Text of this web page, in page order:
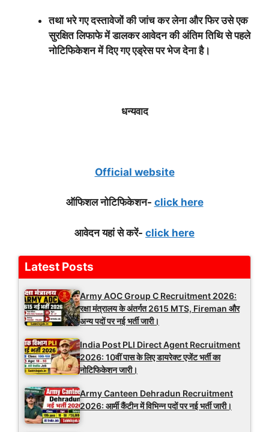
तथा भरे गए दस्तावेजों की जांच कर लेना और फिर उसे एक
सुरक्षित लिफाफे में डालकर आवेदन की अंतिम तिथि से पहले
नोटिफिकेशन में दिए गए एड्रेस पर भेज देना है।
धन्यवाद
Official website
ऑफिशल नोटिफिकेशन- click here
आवेदन यहां से करें- click here
Latest Posts
Army AOC Group C Recruitment 2026:
रक्षा मंत्रालय के अंतर्गत 2615 MTS, Fireman और
अन्य पदों पर नई भर्ती जारी।
India Post PLI Direct Agent Recruitment
2026: 10वीं पास के लिए डायरेक्ट एजेंट भर्ती का
नोटिफिकेशन जारी।
Army Canteen Dehradun Recruitment
2026: आर्मी कैंटीन में विभिन्न पदों पर नई भर्ती जारी।